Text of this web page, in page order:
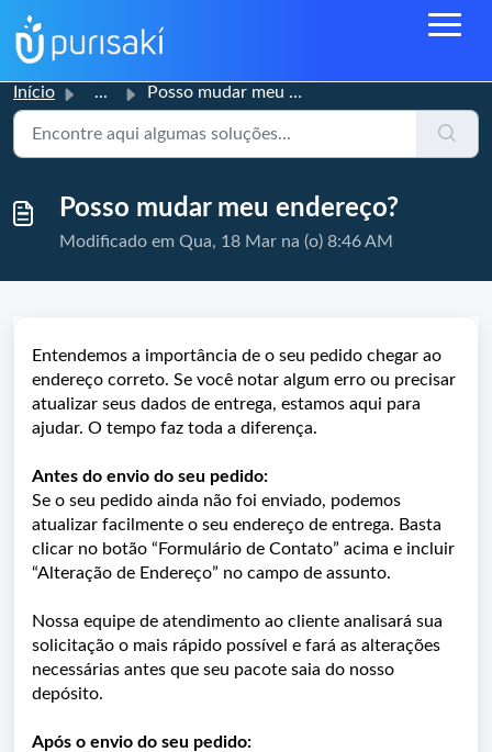
Início ... Posso mudar meu endereço?
Posso mudar meu endereço?
Modificado em Qua, 18 Mar na (o) 8:46 AM
Entendemos a importância de o seu pedido chegar ao
endereço correto. Se você notar algum erro ou precisar
atualizar seus dados de entrega, estamos aqui para
ajudar. O tempo faz toda a diferença.
Antes do envio do seu pedido:
Se o seu pedido ainda não foi enviado, podemos
atualizar facilmente o seu endereço de entrega. Basta
clicar no botão “Formulário de Contato” acima e incluir
“Alteração de Endereço” no campo de assunto.
Nossa equipe de atendimento ao cliente analisará sua
solicitação o mais rápido possível e fará as alterações
necessárias antes que seu pacote saia do nosso
depósito.
Após o envio do seu pedido: